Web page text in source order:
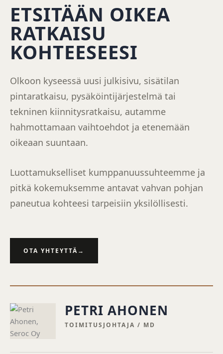
ETSITÄÄN OIKEA
RATKAISU
KOHTEESEESI
Olkoon kyseessä uusi julkisivu, sisätilan
pintaratkaisu, pysäköintijärjestelmä tai
tekninen kiinnitysratkaisu, autamme
hahmottamaan vaihtoehdot ja etenemään
oikeaan suuntaan.
Luottamukselliset kumppanuussuhteemme ja
pitkä kokemuksemme antavat vahvan pohjan
paneutua kohteesi tarpeisiin yksilöllisesti.
OTA YHTEYTTÄ→
PETRI AHONEN
TOIMITUSJOHTAJA / MD